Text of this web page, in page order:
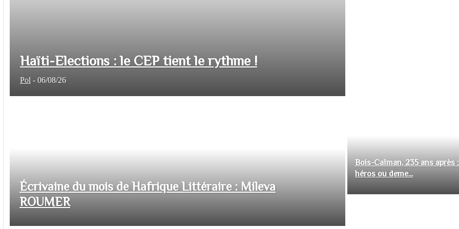
Haïti-Elections : le CEP tient le rythme !
Pol - 06/08/26
Écrivaine du mois de Hafrique Littéraire : Mileva
ROUMER
Bois-Caïman, 235 ans après
héros ou deme...